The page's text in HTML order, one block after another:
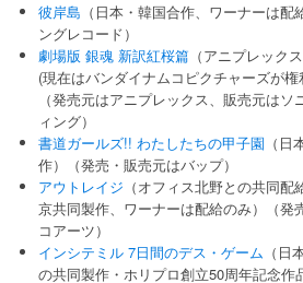
彼岸島 （日本・韓国合作、ワーナーは
ングレコード）
劇場版 銀魂 新訳紅桜篇 （アニプレック
(現在はバンダイナムコピクチャーズが権
（発売元はアニプレックス、販売元は
ィング）
書道ガールズ!! わたしたちの甲子園 （
作）（発売・販売元はバップ）
アウトレイジ （オフィス北野との共同
京共同製作、ワーナーは配給のみ）（発
コアーツ）
インシテミル 7日間のデス・ゲーム （日
の共同製作・ホリプロ創立50周年記念作